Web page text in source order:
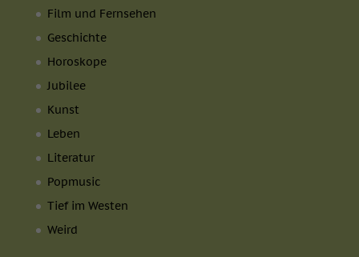
Film und Fernsehen
Geschichte
Horoskope
Jubilee
Kunst
Leben
Literatur
Popmusic
Tief im Westen
Weird